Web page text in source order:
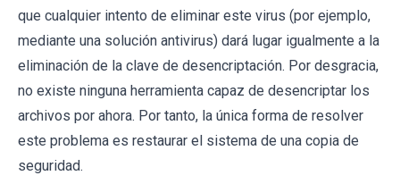
que cualquier intento de eliminar este virus (por ejemplo,
mediante una solución antivirus) dará lugar igualmente a la
eliminación de la clave de desencriptación. Por desgracia,
no existe ninguna herramienta capaz de desencriptar los
archivos por ahora. Por tanto, la única forma de resolver
este problema es restaurar el sistema de una copia de
seguridad.